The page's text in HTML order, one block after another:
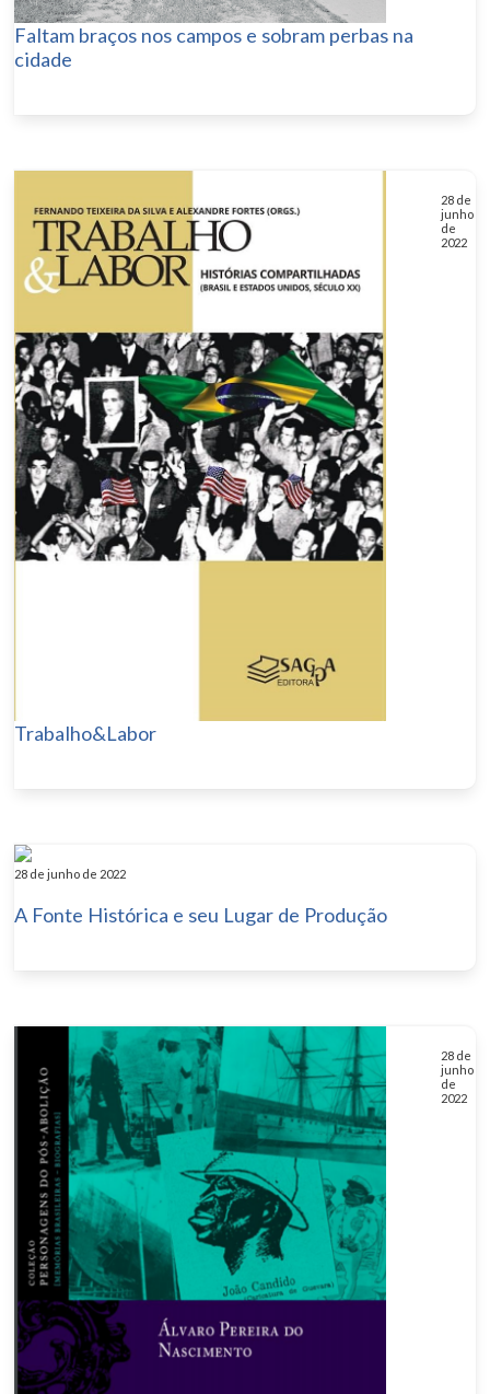
Faltam braços nos campos e sobram perbas na
cidade
28 de
junho
de
2022
Trabalho&Labor
28 de junho de 2022
A Fonte Histórica e seu Lugar de Produção
28 de
junho
de
2022